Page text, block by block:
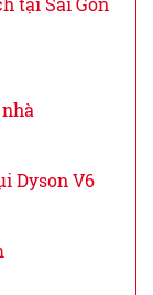
Dyson V6